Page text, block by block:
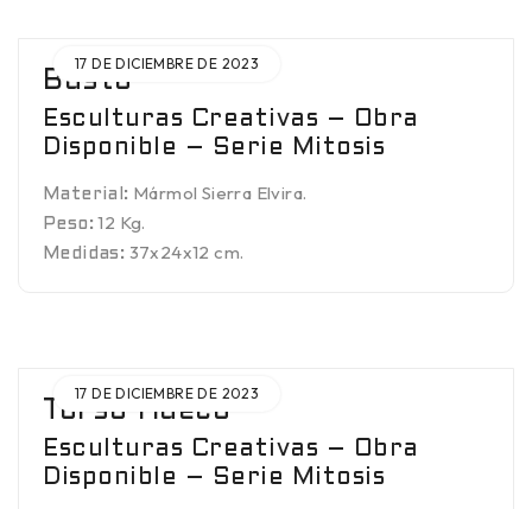
17 DE DICIEMBRE DE 2023
Busto
Esculturas Creativas – Obra
Disponible – Serie Mitosis
Material: Mármol Sierra Elvira.
Peso: 12 Kg.
Medidas: 37x24x12 cm.
17 DE DICIEMBRE DE 2023
Torso Hueco
Esculturas Creativas – Obra
Disponible – Serie Mitosis